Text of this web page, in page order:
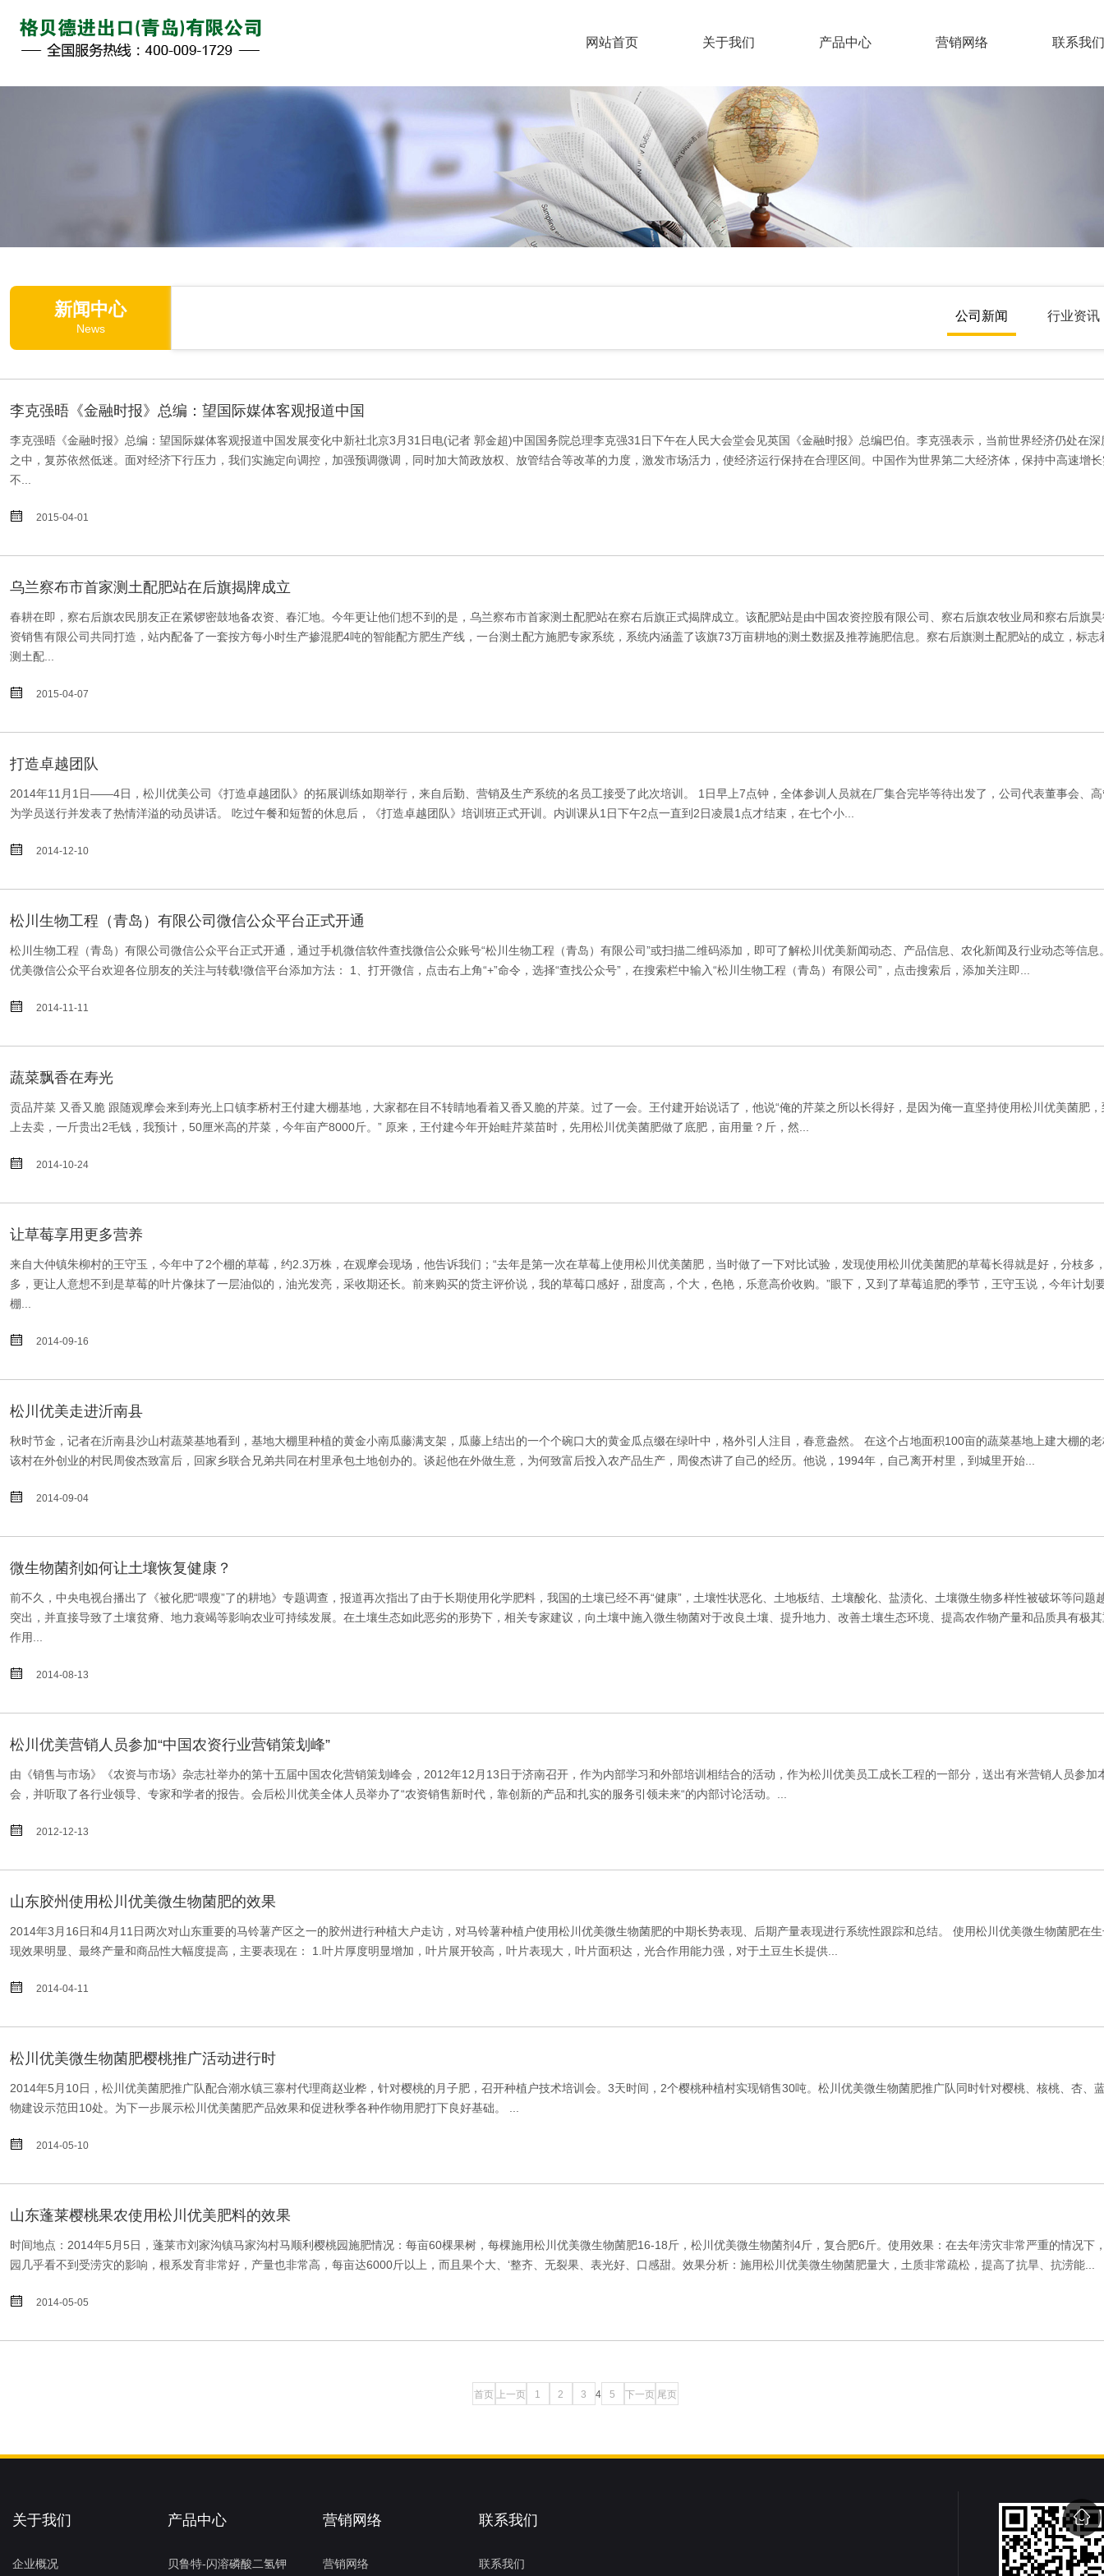
网站首页 关于我们
企业概况
组织机构
企业文化
产品中心
有机肥
营销网络 联系我们
新闻中心
News
公司新闻 行业资讯
李克强晤《金融时报》总编：望国际媒体客观报道中国
李克强晤《金融时报》总编：望国际媒体客观报道中国发展变化中新社北京3月31日电(记者 郭金超)中国国务院总理李克强31日下午在人民大会堂会见英国《金融时报》总编巴伯。李克强表示，当前世界经济仍处在深
之中，复苏依然低迷。面对经济下行压力，我们实施定向调控，加强预调微调，同时加大简政放权、放管结合等改革的力度，激发市场活力，使经济运行保持在合理区间。中国作为世界第二大经济体，保持中高速增
不...
 2015-04-01
乌兰察布市首家测土配肥站在后旗揭牌成立
春耕在即，察右后旗农民朋友正在紧锣密鼓地备农资、春汇地。今年更让他们想不到的是，乌兰察布市首家测土配肥站在察右后旗正式揭牌成立。该配肥站是由中国农资控股有限公司、察右后旗农牧业局和察右后旗
资销售有限公司共同打造，站内配备了一套按方每小时生产掺混肥4吨的智能配方肥生产线，一台测土配方施肥专家系统，系统内涵盖了该旗73万亩耕地的测土数据及推荐施肥信息。察右后旗测土配肥站的成立，标志
测土配...
 2015-04-07
打造卓越团队
2014年11月1日——4日，松川优美公司《打造卓越团队》的拓展训练如期举行，来自后勤、营销及生产系统的名员工接受了此次培训。 1日早上7点钟，全体参训人员就在厂集合完毕等待出发了，公司代表董事会、
为学员送行并发表了热情洋溢的动员讲话。 吃过午餐和短暂的休息后，《打造卓越团队》培训班正式开训。内训课从1日下午2点一直到2日凌晨1点才结束，在七个小...
 2014-12-10
松川生物工程（青岛）有限公司微信公众平台正式开通
松川生物工程（青岛）有限公司微信公众平台正式开通，通过手机微信软件查找微信公众账号“松川生物工程（青岛）有限公司”或扫描二维码添加，即可了解松川优美新闻动态、产品信息、农化新闻及行业动态等信息
优美微信公众平台欢迎各位朋友的关注与转载!微信平台添加方法： 1、打开微信，点击右上角“+”命令，选择“查找公众号”，在搜索栏中输入“松川生物工程（青岛）有限公司”，点击搜索后，添加关注即...
 2014-11-11
蔬菜飘香在寿光
贡品芹菜 又香又脆 跟随观摩会来到寿光上口镇李桥村王付建大棚基地，大家都在目不转睛地看着又香又脆的芹菜。过了一会。王付建开始说话了，他说“俺的芹菜之所以长得好，是因为俺一直坚持使用松川优美菌肥
上去卖，一斤贵出2毛钱，我预计，50厘米高的芹菜，今年亩产8000斤。” 原来，王付建今年开始畦芹菜苗时，先用松川优美菌肥做了底肥，亩用量？斤，然...
 2014-10-24
让草莓享用更多营养
来自大仲镇朱柳村的王守玉，今年中了2个棚的草莓，约2.3万株，在观摩会现场，他告诉我们；“去年是第一次在草莓上使用松川优美菌肥，当时做了一下对比试验，发现使用松川优美菌肥的草莓长得就是好，分枝多
多，更让人意想不到是草莓的叶片像抹了一层油似的，油光发亮，采收期还长。前来购买的货主评价说，我的草莓口感好，甜度高，个大，色艳，乐意高价收购。”眼下，又到了草莓追肥的季节，王守玉说，今年计划
棚...
 2014-09-16
松川优美走进沂南县
秋时节金，记者在沂南县沙山村蔬菜基地看到，基地大棚里种植的黄金小南瓜藤满支架，瓜藤上结出的一个个碗口大的黄金瓜点缀在绿叶中，格外引人注目，春意盎然。 在这个占地面积100亩的蔬菜基地上建大棚的
该村在外创业的村民周俊杰致富后，回家乡联合兄弟共同在村里承包土地创办的。谈起他在外做生意，为何致富后投入农产品生产，周俊杰讲了自己的经历。他说，1994年，自己离开村里，到城里开始...
 2014-09-04
微生物菌剂如何让土壤恢复健康？
前不久，中央电视台播出了《被化肥“喂瘦”了的耕地》专题调查，报道再次指出了由于长期使用化学肥料，我国的土壤已经不再“健康”，土壤性状恶化、土地板结、土壤酸化、盐渍化、土壤微生物多样性被破坏等问题
突出，并直接导致了土壤贫瘠、地力衰竭等影响农业可持续发展。在土壤生态如此恶劣的形势下，相关专家建议，向土壤中施入微生物菌对于改良土壤、提升地力、改善土壤生态环境、提高农作物产量和品质具有极
作用...
 2014-08-13
松川优美营销人员参加“中国农资行业营销策划峰”
由《销售与市场》《农资与市场》杂志社举办的第十五届中国农化营销策划峰会，2012年12月13日于济南召开，作为内部学习和外部培训相结合的活动，作为松川优美员工成长工程的一部分，送出有米营销人员参加
会，并听取了各行业领导、专家和学者的报告。会后松川优美全体人员举办了“农资销售新时代，靠创新的产品和扎实的服务引领未来“的内部讨论活动。...
 2012-12-13
山东胶州使用松川优美微生物菌肥的效果
2014年3月16日和4月11日两次对山东重要的马铃薯产区之一的胶州进行种植大户走访，对马铃薯种植户使用松川优美微生物菌肥的中期长势表现、后期产量表现进行系统性跟踪和总结。 使用松川优美微生物菌肥在
现效果明显、最终产量和商品性大幅度提高，主要表现在： 1.叶片厚度明显增加，叶片展开较高，叶片表现大，叶片面积达，光合作用能力强，对于土豆生长提供...
 2014-04-11
松川优美微生物菌肥樱桃推广活动进行时
2014年5月10日，松川优美菌肥推广队配合潮水镇三寨村代理商赵业桦，针对樱桃的月子肥，召开种植户技术培训会。3天时间，2个樱桃种植村实现销售30吨。松川优美微生物菌肥推广队同时针对樱桃、核桃、杏、
物建设示范田10处。为下一步展示松川优美菌肥产品效果和促进秋季各种作物用肥打下良好基础。 ...
 2014-05-10
山东蓬莱樱桃果农使用松川优美肥料的效果
时间地点：2014年5月5日，蓬莱市刘家沟镇马家沟村马顺利樱桃园施肥情况：每亩60棵果树，每棵施用松川优美微生物菌肥16-18斤，松川优美微生物菌剂4斤，复合肥6斤。使用效果：在去年涝灾非常严重的情况下
园几乎看不到受涝灾的影响，根系发育非常好，产量也非常高，每亩达6000斤以上，而且果个大、‘整齐、无裂果、表光好、口感甜。效果分析：施用松川优美微生物菌肥量大，土质非常疏松，提高了抗旱、抗涝能...
 2014-05-05
首页 上一页 1 2 3 4 5 下一页 尾页
关于我们
企业概况
产品中心
贝鲁特-闪溶磷酸二氢钾
营销网络
营销网络
联系我们
联系我们